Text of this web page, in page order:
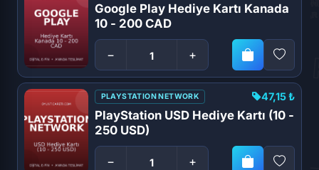
Google Play Hediye Kartı Kanada
10 - 200 CAD
− +
PLAYSTATION NETWORK
PlayStation USD Hediye Kartı (10 -
250 USD)
− +
47,15 ₺